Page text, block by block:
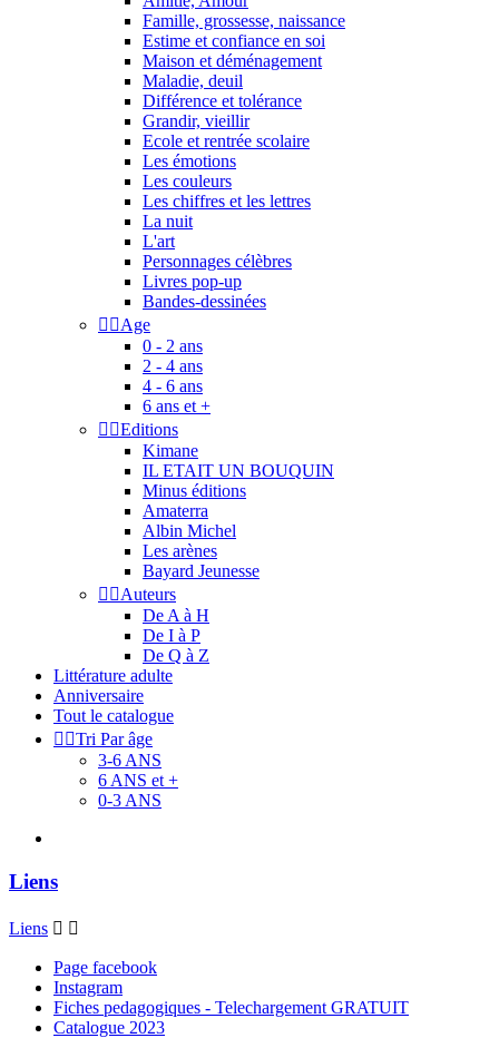
Famille, grossesse, naissance
Estime et confiance en soi
Maison et déménagement
Maladie, deuil
Différence et tolérance
Grandir, vieillir
Ecole et rentrée scolaire
Les émotions
Les couleurs
Les chiffres et les lettres
La nuit
L'art
Personnages célèbres
Livres pop-up
Bandes-dessinées
 Age
0 - 2 ans
2 - 4 ans
4 - 6 ans
6 ans et +
 Editions
Kimane
IL ETAIT UN BOUQUIN
Minus éditions
Amaterra
Albin Michel
Les arènes
Bayard Jeunesse
 Auteurs
De A à H
De I à P
De Q à Z
Littérature adulte
Anniversaire
Tout le catalogue
 Tri Par âge
3-6 ANS
6 ANS et +
0-3 ANS
Liens
Liens  
Page facebook
Instagram
Fiches pedagogiques - Telechargement GRATUIT
Catalogue 2023